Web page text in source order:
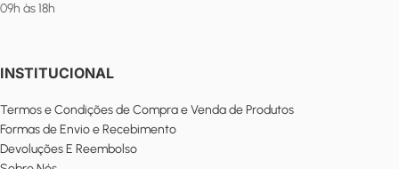
09h às 18h
INSTITUCIONAL
Termos e Condições de Compra e Venda de Produtos
Formas de Envio e Recebimento
Devoluções E Reembolso